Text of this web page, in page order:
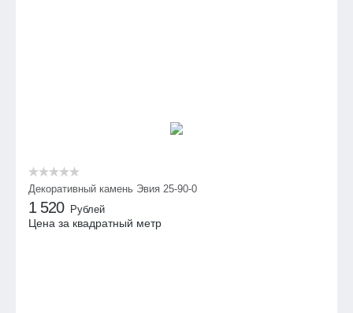
Декоративный камень Эвия 25-90-0
1 520 Рублей
Цена за квадратный метр